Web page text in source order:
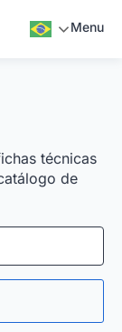
Menu
técnicas
de